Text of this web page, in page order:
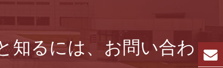
知るには、お問い合わ